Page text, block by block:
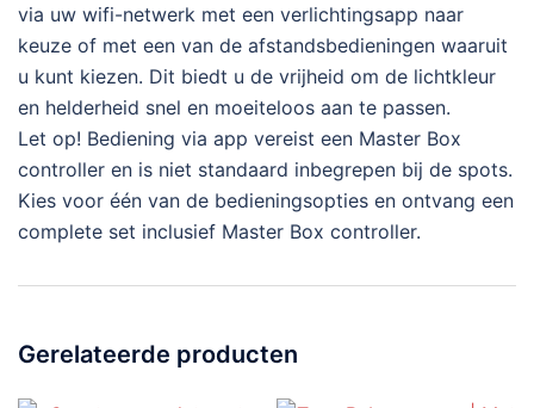
via uw wifi-netwerk met een verlichtingsapp naar
keuze of met een van de afstandsbedieningen waaruit
u kunt kiezen. Dit biedt u de vrijheid om de lichtkleur
en helderheid snel en moeiteloos aan te passen.
Let op! Bediening via app vereist een Master Box
controller en is niet standaard inbegrepen bij de spots.
Kies voor één van de bedieningsopties en ontvang een
complete set inclusief Master Box controller.
Gerelateerde producten